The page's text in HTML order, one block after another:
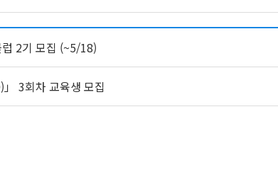
2기 모집 (~5/18)
」 3회차 교육생 모집